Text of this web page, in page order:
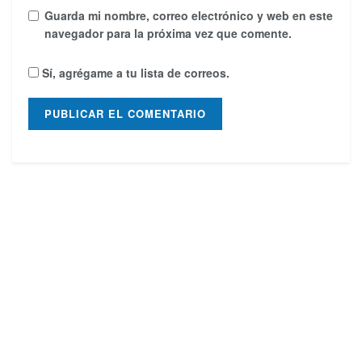
Guarda mi nombre, correo electrónico y web en este
navegador para la próxima vez que comente.
Sí, agrégame a tu lista de correos.